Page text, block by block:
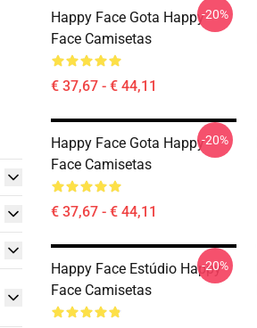
Happy Face Gota Happy
Face Camisetas
€ 37,67 - € 44,11
-20%
Happy Face Gota Happy
Face Camisetas
€ 37,67 - € 44,11
-20%
Happy Face Estúdio Happy
Face Camisetas
-20%